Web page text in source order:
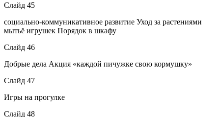
Слайд 45
социально-коммуникативное развитие Уход за растениями
мытьё игрушек Порядок в шкафу
Слайд 46
Добрые дела Акция «каждой пичужке свою кормушку»
Слайд 47
Игры на прогулке
Слайд 48